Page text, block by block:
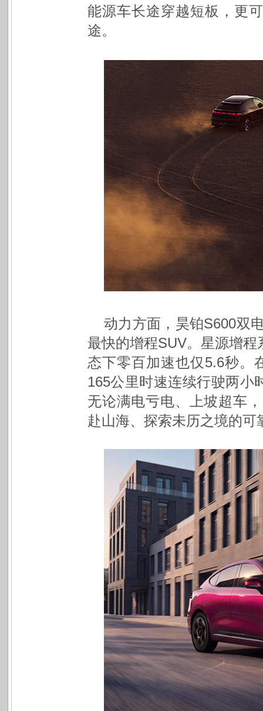
能源车长途穿越短板，更
途。
动力方面，昊铂S600双
最快的增程SUV。星源增
态下零百加速也仅5.6秒。
165公里时速连续行驶两小
无论满电亏电、上坡超车
赴山海、探索未历之境的可